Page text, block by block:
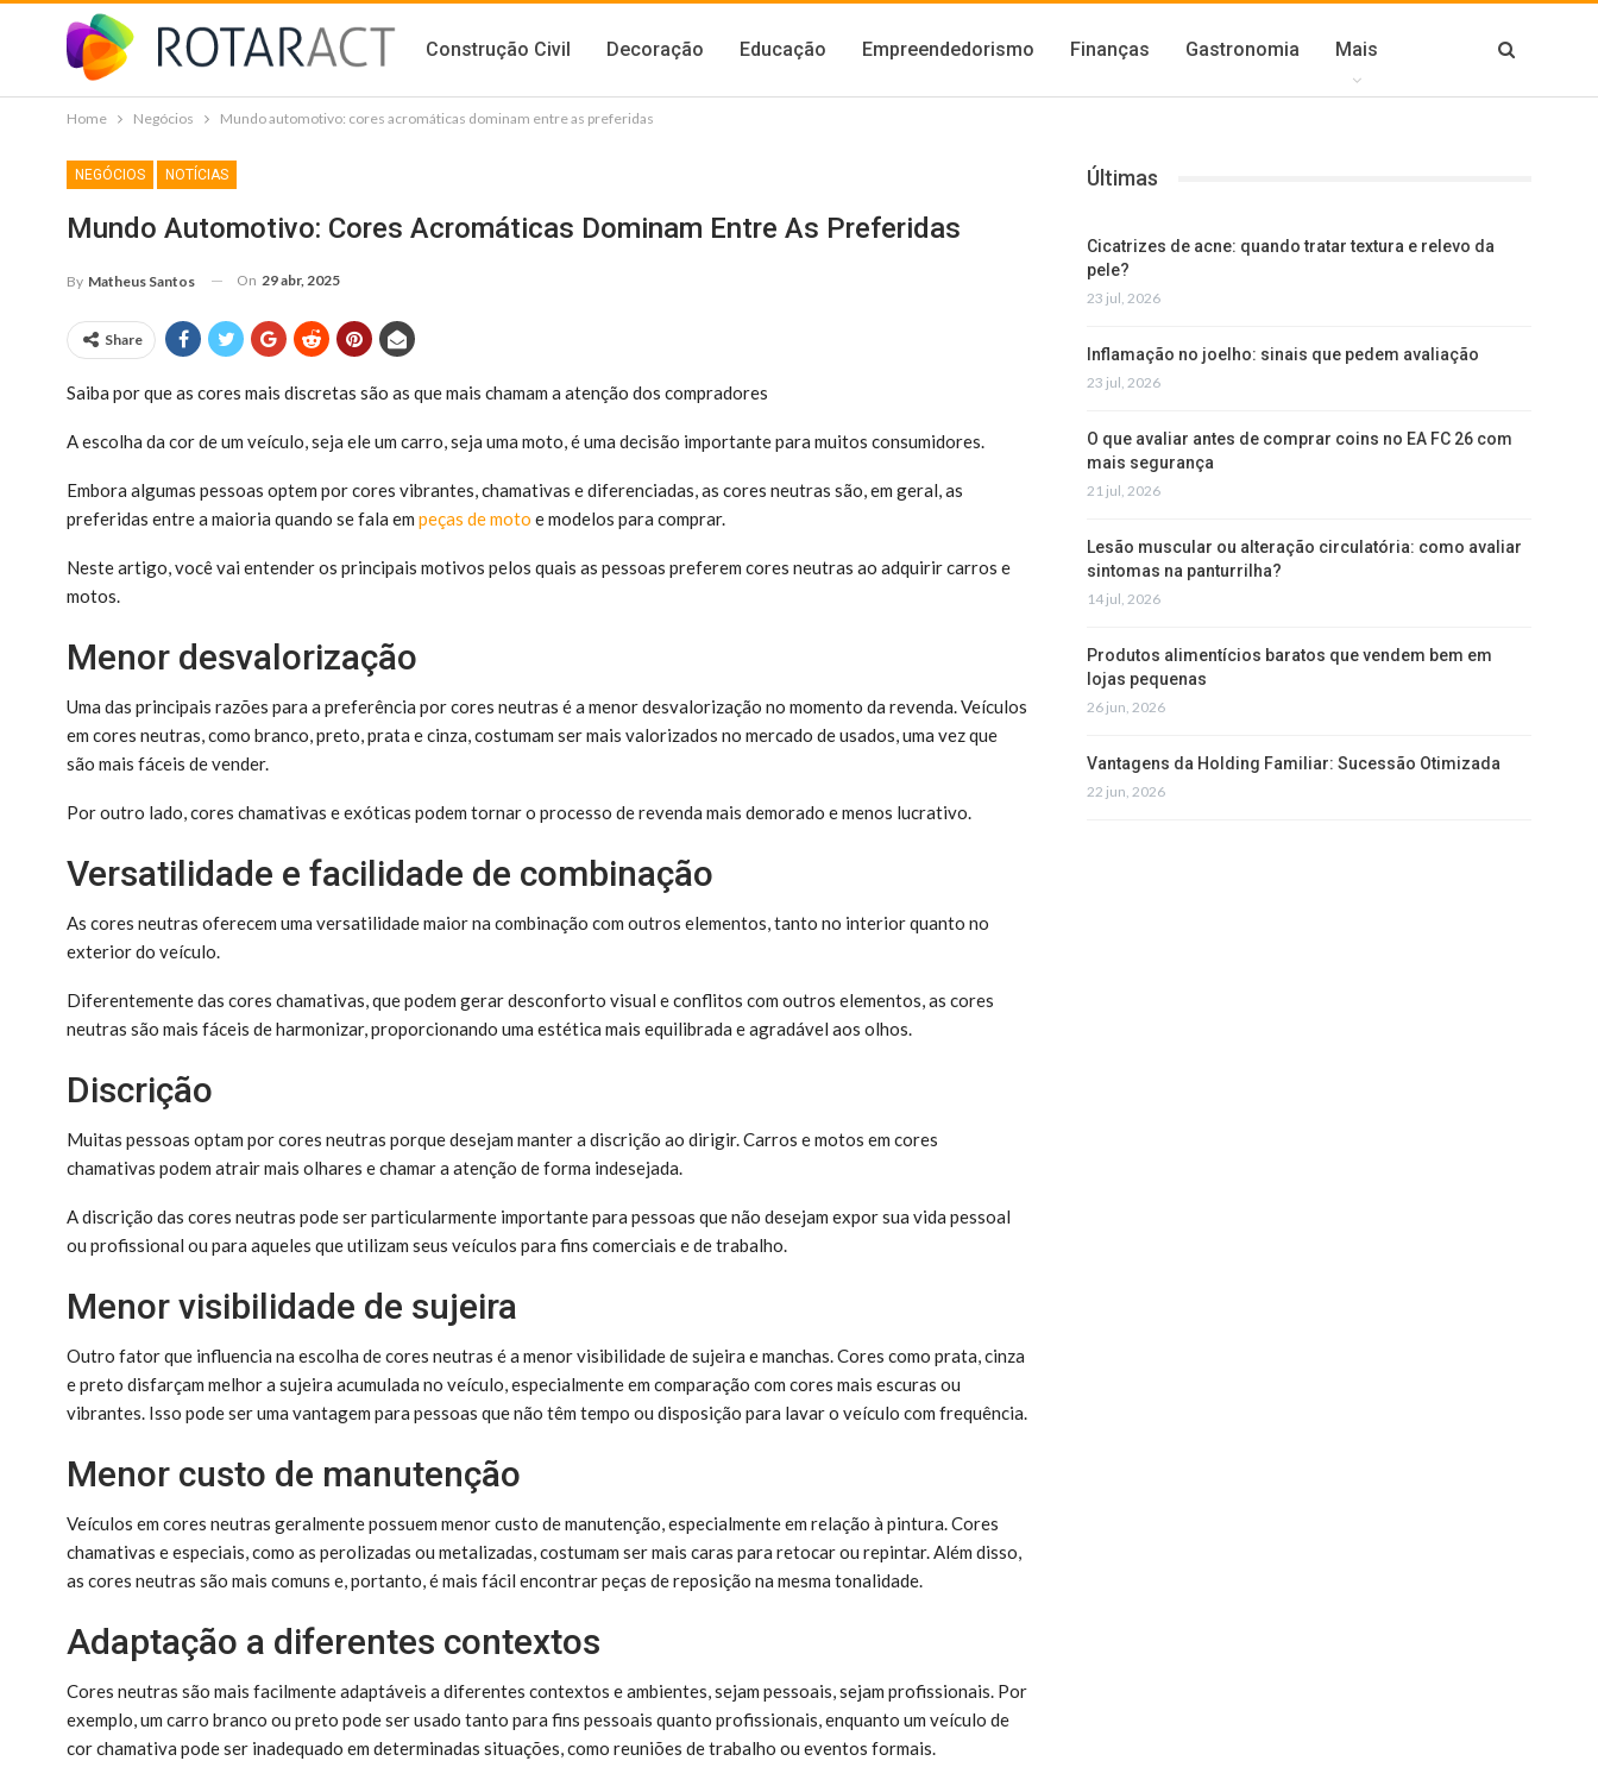
Construção Civil Decoração Educação Empreendedorismo Finanças Gastronomia Mais
Home Negócios Mundo automotivo: cores acromáticas dominam entre as preferidas
NEGÓCIOS NOTÍCIAS
Mundo Automotivo: Cores Acromáticas Dominam Entre As Preferidas
By Matheus Santos On 29 abr, 2025
Share
Saiba por que as cores mais discretas são as que mais chamam a atenção dos compradores
A escolha da cor de um veículo, seja ele um carro, seja uma moto, é uma decisão importante para muitos consumidores.
Embora algumas pessoas optem por cores vibrantes, chamativas e diferenciadas, as cores neutras são, em geral, as
preferidas entre a maioria quando se fala em peças de moto e modelos para comprar.
Neste artigo, você vai entender os principais motivos pelos quais as pessoas preferem cores neutras ao adquirir carros e
motos.
Menor desvalorização
Uma das principais razões para a preferência por cores neutras é a menor desvalorização no momento da revenda. Veículos
em cores neutras, como branco, preto, prata e cinza, costumam ser mais valorizados no mercado de usados, uma vez que
são mais fáceis de vender.
Por outro lado, cores chamativas e exóticas podem tornar o processo de revenda mais demorado e menos lucrativo.
Versatilidade e facilidade de combinação
As cores neutras oferecem uma versatilidade maior na combinação com outros elementos, tanto no interior quanto no
exterior do veículo.
Diferentemente das cores chamativas, que podem gerar desconforto visual e conflitos com outros elementos, as cores
neutras são mais fáceis de harmonizar, proporcionando uma estética mais equilibrada e agradável aos olhos.
Discrição
Muitas pessoas optam por cores neutras porque desejam manter a discrição ao dirigir. Carros e motos em cores
chamativas podem atrair mais olhares e chamar a atenção de forma indesejada.
A discrição das cores neutras pode ser particularmente importante para pessoas que não desejam expor sua vida pessoal
ou profissional ou para aqueles que utilizam seus veículos para fins comerciais e de trabalho.
Menor visibilidade de sujeira
Outro fator que influencia na escolha de cores neutras é a menor visibilidade de sujeira e manchas. Cores como prata, cinza
e preto disfarçam melhor a sujeira acumulada no veículo, especialmente em comparação com cores mais escuras ou
vibrantes. Isso pode ser uma vantagem para pessoas que não têm tempo ou disposição para lavar o veículo com frequência.
Menor custo de manutenção
Veículos em cores neutras geralmente possuem menor custo de manutenção, especialmente em relação à pintura. Cores
chamativas e especiais, como as perolizadas ou metalizadas, costumam ser mais caras para retocar ou repintar. Além disso,
as cores neutras são mais comuns e, portanto, é mais fácil encontrar peças de reposição na mesma tonalidade.
Adaptação a diferentes contextos
Cores neutras são mais facilmente adaptáveis a diferentes contextos e ambientes, sejam pessoais, sejam profissionais. Por
exemplo, um carro branco ou preto pode ser usado tanto para fins pessoais quanto profissionais, enquanto um veículo de
cor chamativa pode ser inadequado em determinadas situações, como reuniões de trabalho ou eventos formais.
Últimas
Cicatrizes de acne: quando tratar textura e relevo da
pele?
23 jul, 2026
Inflamação no joelho: sinais que pedem avaliação
23 jul, 2026
O que avaliar antes de comprar coins no EA FC 26 com
mais segurança
21 jul, 2026
Lesão muscular ou alteração circulatória: como avaliar
sintomas na panturrilha?
14 jul, 2026
Produtos alimentícios baratos que vendem bem em
lojas pequenas
26 jun, 2026
Vantagens da Holding Familiar: Sucessão Otimizada
22 jun, 2026